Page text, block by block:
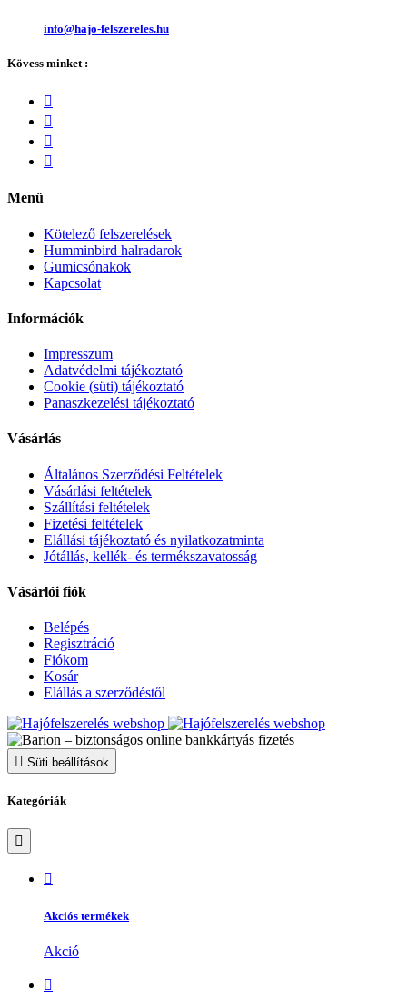
info@hajo-felszereles.hu
Kövess minket :
Menü
Kötelező felszerelések
Humminbird halradarok
Gumicsónakok
Kapcsolat
Információk
Impresszum
Adatvédelmi tájékoztató
Cookie (süti) tájékoztató
Panaszkezelési tájékoztató
Vásárlás
Általános Szerződési Feltételek
Vásárlási feltételek
Szállítási feltételek
Fizetési feltételek
Elállási tájékoztató és nyilatkozatminta
Jótállás, kellék- és termékszavatosság
Vásárlói fiók
Belépés
Regisztráció
Fiókom
Kosár
Elállás a szerződéstől
Süti beállítások
Kategóriák
Akciós termékek
Akció